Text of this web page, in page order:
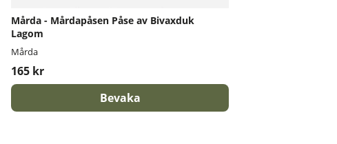
Mårda - Mårdapåsen Påse av Bivaxduk
Lagom
Mårda
165 kr
Bevaka